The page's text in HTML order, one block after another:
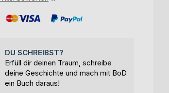
DU SCHREIBST?
Erfüll dir deinen Traum, schreibe
deine Geschichte und mach mit BoD
ein Buch daraus!